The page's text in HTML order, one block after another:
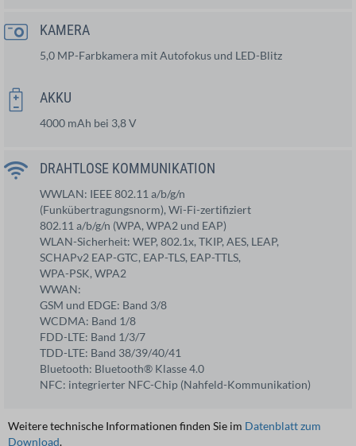
KAMERA
5,0 MP-Farbkamera mit Autofokus und LED-Blitz
AKKU
4000 mAh bei 3,8 V
DRAHTLOSE KOMMUNIKATION
WWLAN: IEEE 802.11 a/b/g/n
(Funkübertragungsnorm), Wi-Fi-zertifiziert
802.11 a/b/g/n (WPA, WPA2 und EAP)
WLAN-Sicherheit: WEP, 802.1x, TKIP, AES, LEAP,
SCHAPv2 EAP-GTC, EAP-TLS, EAP-TTLS,
WPA-PSK, WPA2
WWAN:
GSM und EDGE: Band 3/8
WCDMA: Band 1/8
FDD-LTE: Band 1/3/7
TDD-LTE: Band 38/39/40/41
Bluetooth: Bluetooth® Klasse 4.0
NFC: integrierter NFC-Chip (Nahfeld-Kommunikation)
Weitere technische Informationen finden Sie im Datenblatt zum
Download.